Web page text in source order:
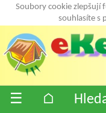
Soubory cookie zlepšují
souhlasíte s
☰ ⌂